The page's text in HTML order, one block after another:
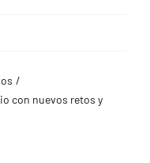
con nuevos retos y